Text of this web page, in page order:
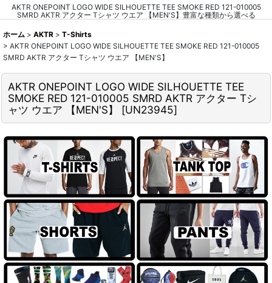
AKTR ONEPOINT LOGO WIDE SILHOUETTE TEE SMOKE RED 121-010005
SMRD AKTR アクター Tシャツ ウエア 【MEN'S】豊富な種類から選べる
ホーム > AKTR > T-Shirts
> AKTR ONEPOINT LOGO WIDE SILHOUETTE TEE SMOKE RED 121-010005
SMRD AKTR アクター Tシャツ ウエア 【MEN'S】
AKTR ONEPOINT LOGO WIDE SILHOUETTE TEE
SMOKE RED 121-010005 SMRD AKTR アクター Tシ
ャツ ウエア 【MEN'S】
[UN23945]